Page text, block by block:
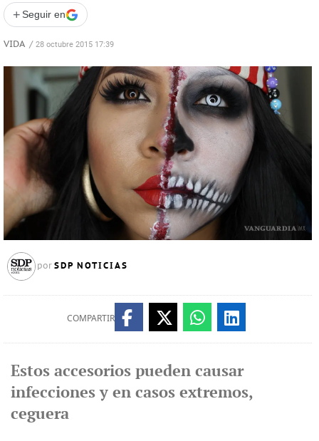
+ Seguir en
VIDA / 28 octubre 2015 17:39
por SDP NOTICIAS
COMPARTIR
Estos accesorios pueden causar
infecciones y en casos extremos,
ceguera